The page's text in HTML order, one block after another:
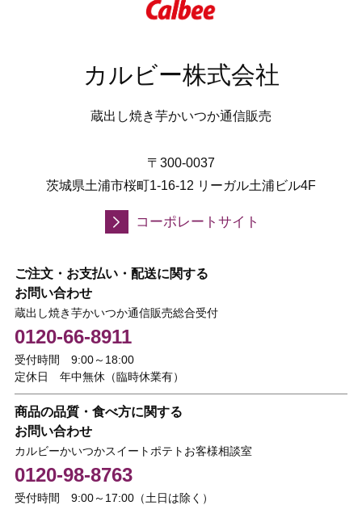
カルビー株式会社
蔵出し焼き芋かいつか通信販売
〒300-0037
茨城県土浦市桜町1-16-12 リーガル土浦ビル4F
コーポレートサイト
ご注文・お支払い・配送に関する
お問い合わせ
蔵出し焼き芋かいつか通信販売総合受付
0120-66-8911
受付時間 9:00～18:00
定休日 年中無休（臨時休業有）
商品の品質・食べ方に関する
お問い合わせ
カルビーかいつかスイートポテトお客様相談室
0120-98-8763
受付時間 9:00～17:00（土日は除く）